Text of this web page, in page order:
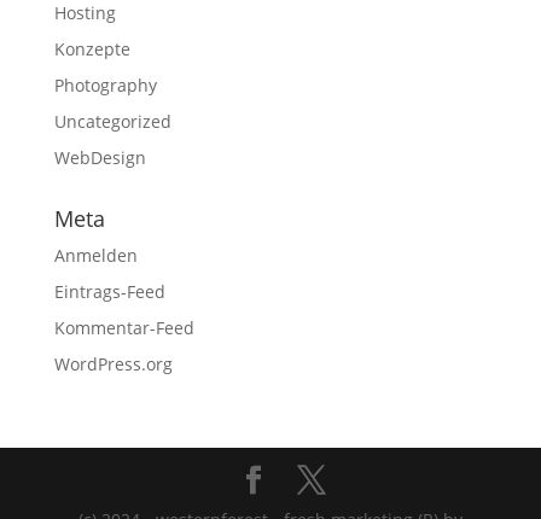
Hosting
Konzepte
Photography
Uncategorized
WebDesign
Meta
Anmelden
Eintrags-Feed
Kommentar-Feed
WordPress.org